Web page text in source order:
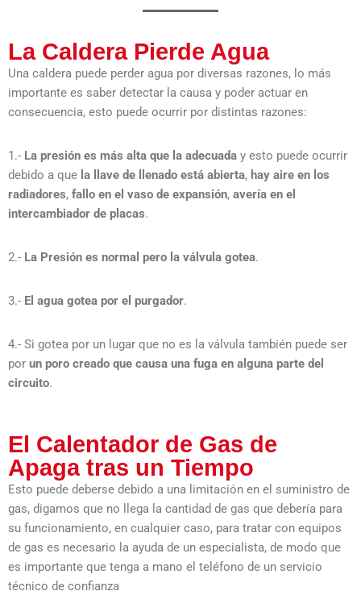
La Caldera Pierde Agua
Una caldera puede perder agua por diversas razones, lo más
importante es saber detectar la causa y poder actuar en
consecuencia, esto puede ocurrir por distintas razones:
1.- La presión es más alta que la adecuada y esto puede ocurrir
debido a que la llave de llenado está abierta, hay aire en los
radiadores, fallo en el vaso de expansión, avería en el
intercambiador de placas.
2.- La Presión es normal pero la válvula gotea.
3.- El agua gotea por el purgador.
4.- Si gotea por un lugar que no es la válvula también puede ser
por un poro creado que causa una fuga en alguna parte del
circuito.
El Calentador de Gas de
Apaga tras un Tiempo
Esto puede deberse debido a una limitación en el suministro de
gas, digamos que no llega la cantidad de gas que debería para
su funcionamiento, en cualquier caso, para tratar con equipos
de gas es necesario la ayuda de un especialista, de modo que
es importante que tenga a mano el teléfono de un servicio
técnico de confianza